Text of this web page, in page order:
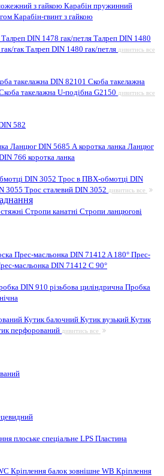
з гайкою Карабін пружинний
Карабін-гвинт з гайкою
Талреп DIN 1478 гак/петля Талреп DIN 1480
гакТалреп DIN 1480 гак/петля дивитись все
такелажна DIN 82101 Скоба такелажна
такелажна U-подібна G2150 дивитись все
582
Ланцюг DIN 5685 А коротка ланка Ланцюг
766 коротка ланка
DIN 3052 Трос в ПВХ-обмотці DIN
3055 Трос сталевий DIN 3052 дивитись все
Стропи канатні Стропи ланцюгові
Прес-масльонка DIN 71412 A 180° Прес-
масльонка DIN 71412 C 90°
DIN 910 різьбова циліндрична Пробка
Кутик балочний Кутик вузький Кутик
перфорований дивитись все
плоське спеціальне LPS Пластина
Кріплення балок зовнішне WB Кріплення